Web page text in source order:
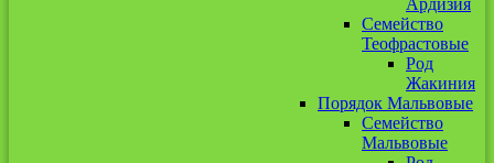
Ардизия
Семейство
Теофрастовые
Род
Жакиния
Порядок Мальвовые
Семейство
Мальвовые